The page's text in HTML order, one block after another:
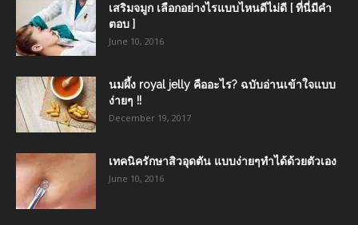
เสริมจมูก เลือกอย่างไรแบบไหนดีไม่ดี [ ที่นี่มีคำ
ตอบ ]
June 10, 2016
นมผึ้ง royal jelly คืออะไร? ฉบับอ่านเข้าใจแบบ
ง่ายๆ !!
December 19, 2017
เทคนิครักษาสิวอุดตัน แบบง่ายๆทำได้ด้วยตัวเอง
June 10, 2016